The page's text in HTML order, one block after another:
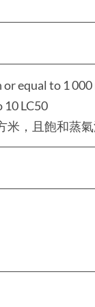
equal to 1
LC50
，且飽和蒸